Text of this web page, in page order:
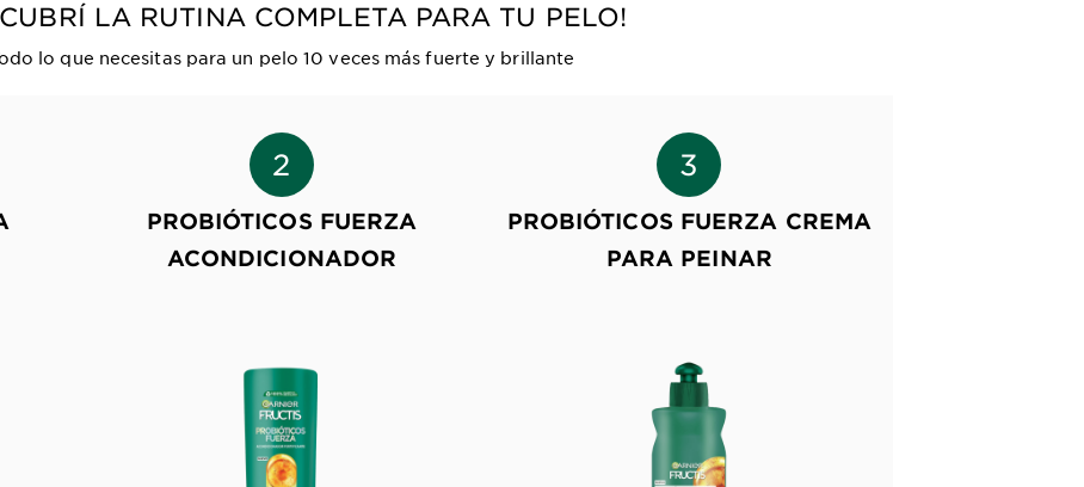
LA RUTINA COMPLETA PARA TU PELO!
lo que necesitas para un pelo 10 veces más fuerte y brillante
PROBIÓTICOS FUERZA
ACONDICIONADOR
PROBIÓTICOS FUERZA CREMA
PARA PEINAR